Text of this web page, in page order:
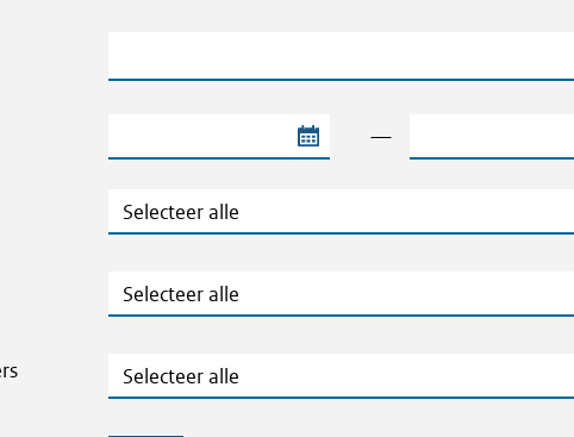
Begindatum van de periode — Einddatum van de
Jaar
Ministeries
Zaaknummers